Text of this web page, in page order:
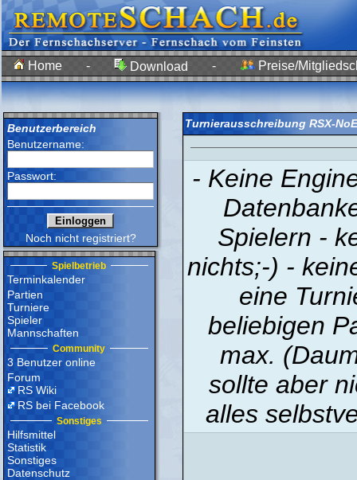
Home - Download - Preise/
Benutzerbereich
Benutzername:
Passwort:
Noch nicht registriert?
Spielbetrieb
Terminkalender
Partien
Turniere
Spieler
Mannschaften
Community
3 Benutzer online
Forum
RS Wiki
RS bei Facebook
Sonstiges
Hilfsmittel
Statistik
Sonstiges
Datenschutz
Turnierausschreibung RSX-
- Keine
Spielern -
nichts;-) -
eine
beliebigen
max.
sollte aber
alles